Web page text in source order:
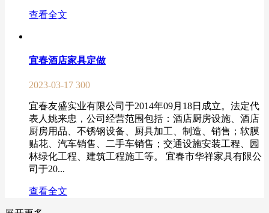
查看全文
宜春酒店家具定做
2023-03-17 300
宜春友盛实业有限公司于2014年09月18日成立。法定代
表人姚来忠，公司经营范围包括：酒店厨房设施、酒店
厨房用品、不锈钢设备、厨具加工、制造、销售；软膜
贴花、汽车销售、二手车销售；交通设施安装工程、园
林绿化工程、建筑工程施工等。 宜春市华祥家具有限公
司于20...
查看全文